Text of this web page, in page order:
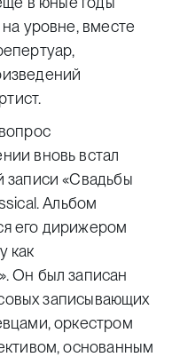
уровне, вместе
вновь встал
записи «Свадьбы
Альбом
его дирижером
как
Он был записан
записывающих
оркестром
основанным